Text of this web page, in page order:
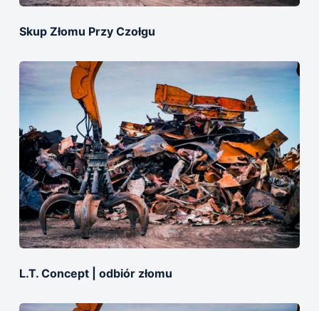
Skup Złomu Przy Czołgu
L.T. Concept | odbiór złomu